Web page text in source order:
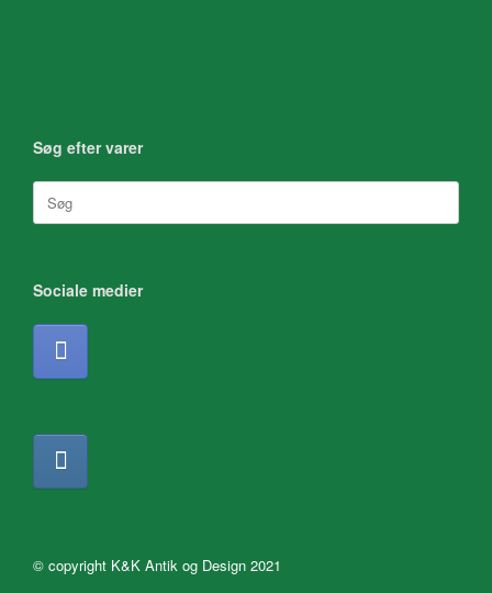
Søg efter varer
Søg
efter:
Sociale medier
© copyright K&K Antik og Design 2021